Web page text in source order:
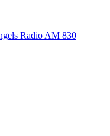
Radio AM 830